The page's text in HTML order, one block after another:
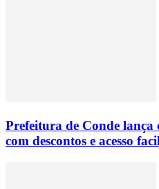
Prefeitura de Conde
com descontos e acesso